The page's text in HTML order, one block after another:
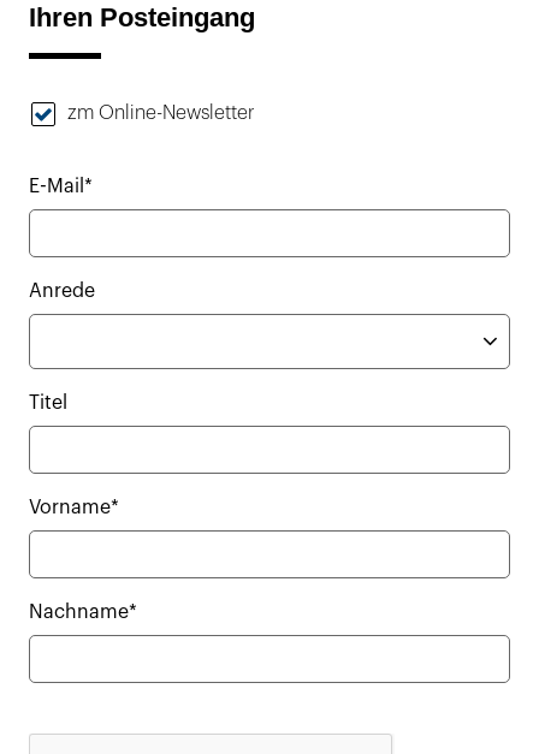
Ihren Posteingang
zm Online-Newsletter
E-Mail*
Anrede
Titel
Vorname*
Nachname*